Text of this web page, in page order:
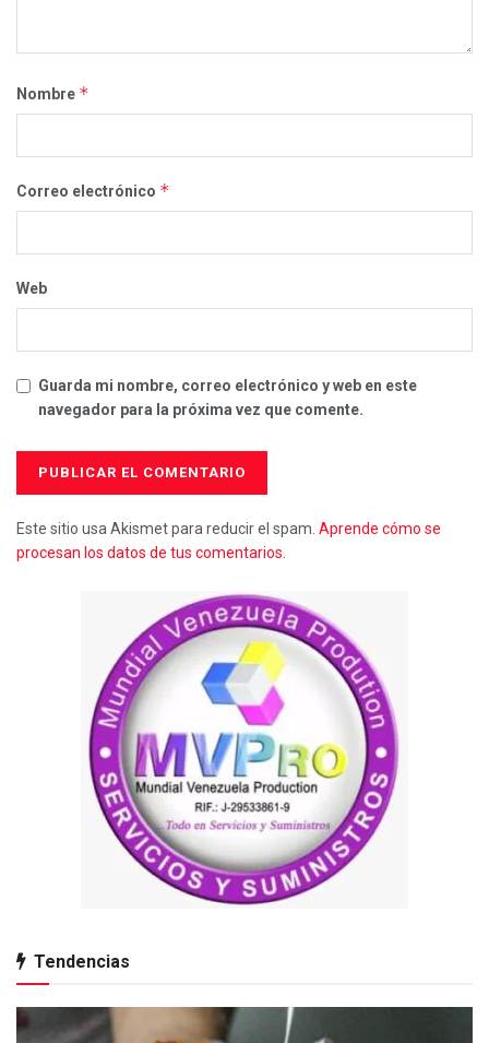
Nombre *
Correo electrónico *
Web
Guarda mi nombre, correo electrónico y web en este
navegador para la próxima vez que comente.
Este sitio usa Akismet para reducir el spam. Aprende cómo se
procesan los datos de tus comentarios.
Tendencias